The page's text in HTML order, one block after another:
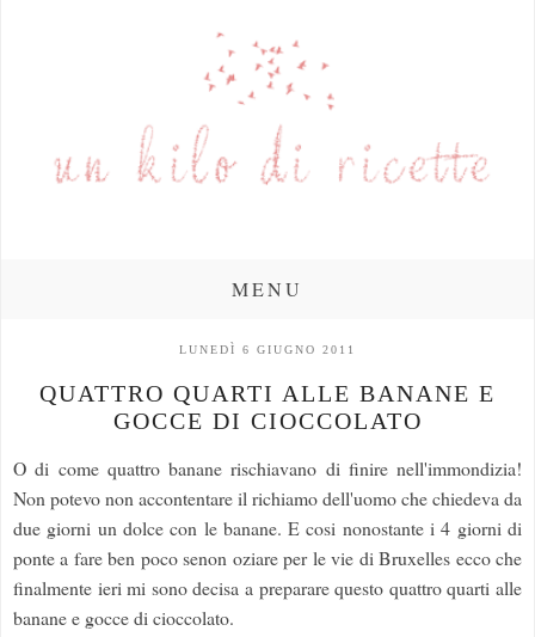
MENU
LUNEDÌ 6 GIUGNO 2011
QUATTRO QUARTI ALLE BANANE E
GOCCE DI CIOCCOLATO
O di come quattro banane rischiavano di finire nell'immondizia!
Non potevo non accontentare il richiamo dell'uomo che chiedeva da
due giorni un dolce con le banane. E cosi nonostante i 4 giorni di
ponte a fare ben poco senon oziare per le vie di Bruxelles ecco che
finalmente ieri mi sono decisa a preparare questo quattro quarti alle
banane e gocce di cioccolato.